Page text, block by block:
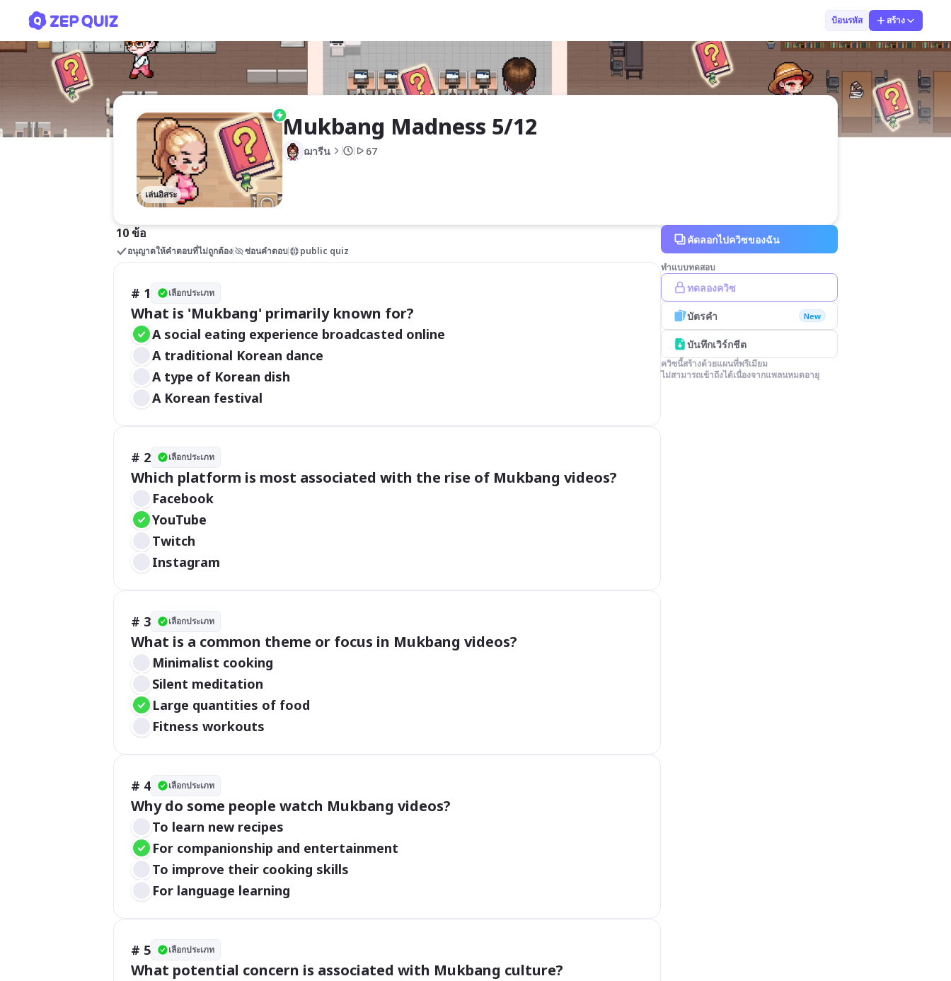
ป้อนรหัส สร้าง
เล่นอิสระ
Mukbang Madness 5/12
ฌารีน 67
10 ข้อ
อนุญาตให้คำตอบที่ไม่ถูกต้อง ซ่อนคำตอบ public quiz
# 1 เลือกประเภท
What is 'Mukbang' primarily known for?
A social eating experience broadcasted online
A traditional Korean dance
A type of Korean dish
A Korean festival
# 2 เลือกประเภท
Which platform is most associated with the rise of Mukbang videos?
Facebook
YouTube
Twitch
Instagram
# 3 เลือกประเภท
What is a common theme or focus in Mukbang videos?
Minimalist cooking
Silent meditation
Large quantities of food
Fitness workouts
# 4 เลือกประเภท
Why do some people watch Mukbang videos?
To learn new recipes
For companionship and entertainment
To improve their cooking skills
For language learning
# 5 เลือกประเภท
What potential concern is associated with Mukbang culture?
คัดลอกไปควิซของฉัน
ทำแบบทดสอบ
ทดลองควิซ
บัตรคำ New
บันทึกเวิร์กชีต
ควิซนี้สร้างด้วยแผนที่พรีเมียม
ไม่สามารถเข้าถึงได้เนื่องจากแพลนหมดอายุ